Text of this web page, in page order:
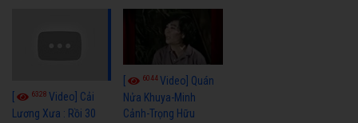
6328 Video] Cải
Lương Xưa : Rồi 30
6044Video] Quán
Nửa Khuya-Minh
Cảnh-Trọng Hữu